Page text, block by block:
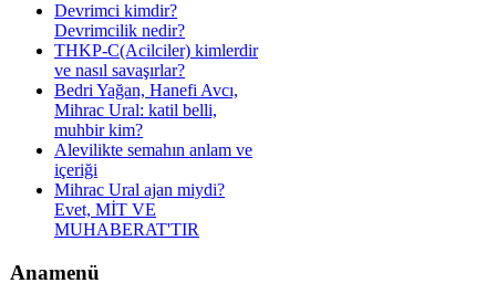
Devrimci kimdir?
Devrimcilik nedir?
THKP-C(Acilciler) kimlerdir
ve nasıl savaşırlar?
Bedri Yağan, Hanefi Avcı,
Mihrac Ural: katil belli,
muhbir kim?
Alevilikte semahın anlam ve
içeriği
Mihrac Ural ajan miydi?
Evet, MİT VE
MUHABERAT'TIR
Anamenü